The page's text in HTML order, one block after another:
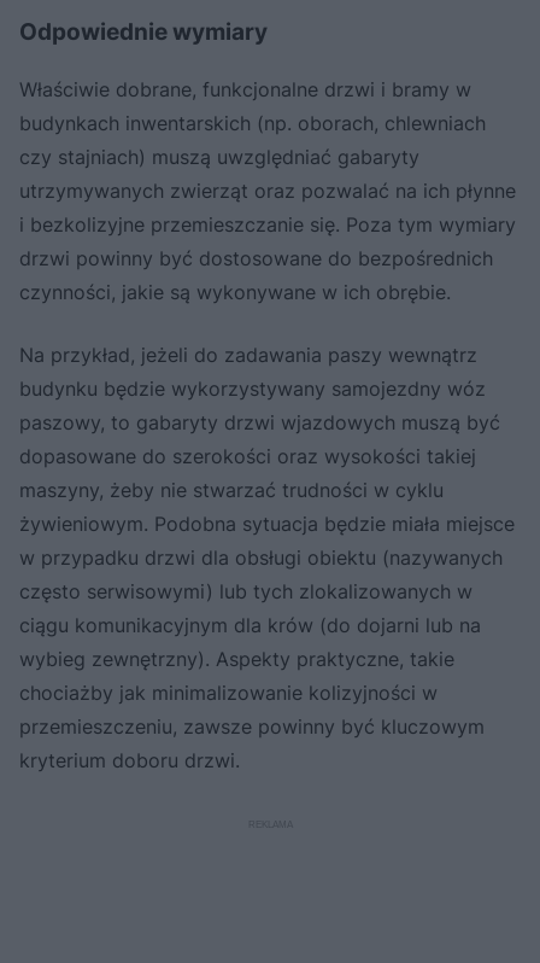
Odpowiednie wymiary
Właściwie dobrane, funkcjonalne drzwi i bramy w
budynkach inwentarskich (np. oborach, chlewniach
czy stajniach) muszą uwzględniać gabaryty
utrzymywanych zwierząt oraz pozwalać na ich płynne
i bezkolizyjne przemieszczanie się. Poza tym wymiary
drzwi powinny być dostosowane do bezpośrednich
czynności, jakie są wykonywane w ich obrębie.
Na przykład, jeżeli do zadawania paszy wewnątrz
budynku będzie wykorzystywany samojezdny wóz
paszowy, to gabaryty drzwi wjazdowych muszą być
dopasowane do szerokości oraz wysokości takiej
maszyny, żeby nie stwarzać trudności w cyklu
żywieniowym. Podobna sytuacja będzie miała miejsce
w przypadku drzwi dla obsługi obiektu (nazywanych
często serwisowymi) lub tych zlokalizowanych w
ciągu komunikacyjnym dla krów (do dojarni lub na
wybieg zewnętrzny). Aspekty praktyczne, takie
chociażby jak minimalizowanie kolizyjności w
przemieszczeniu, zawsze powinny być kluczowym
kryterium doboru drzwi.